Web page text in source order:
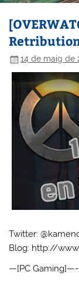
14 de maig de
Twitter:
Blog: http://
—[PC